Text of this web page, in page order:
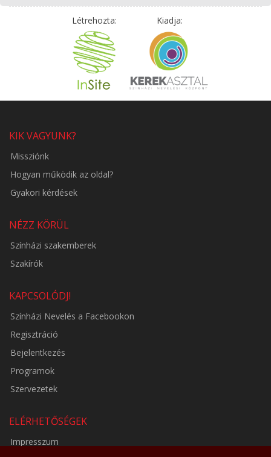
Létrehozta: Kiadja:
KIK VAGYUNK?
Missziónk
Hogyan működik az oldal?
Gyakori kérdések
NÉZZ KÖRÜL
Színházi szakemberek
Szakírók
KAPCSOLÓDJ!
Színházi Nevelés a Facebookon
Regisztráció
Bejelentkezés
Programok
Szervezetek
ELÉRHETŐSÉGEK
Impresszum